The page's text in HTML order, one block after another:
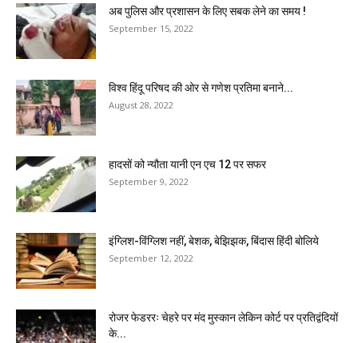
अब पुलिस और प्रशासन के लिए सबक लेने का समय !
September 15, 2022
विश्व हिंदू परिषद की ओर से गणेश प्रतिमा बनाने...
August 28, 2022
हादसों को न्यौता यानी एन एच 12 पर सफर
September 9, 2022
इंग्लिश-विंग्लिश नहीं, बेशक, बेझिझक, बिंदास हिंदी बोलिये
September 12, 2022
रोजर फेडररः चेहरे पर मंद मुस्कान लेकिन कोर्ट पर प्रतिद्वंदियों
के...